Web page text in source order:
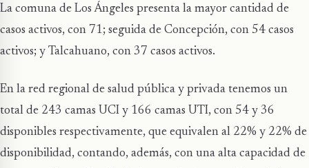
La comuna de Los Ángeles presenta la mayor cantidad de
casos activos, con 71; seguida de Concepción, con 54 casos
activos; y Talcahuano, con 37 casos activos.
En la red regional de salud pública y privada tenemos un
total de 243 camas UCI y 166 camas UTI, con 54 y 36
disponibles respectivamente, que equivalen al 22% y 22% de
disponibilidad, contando, además, con una alta capacidad de